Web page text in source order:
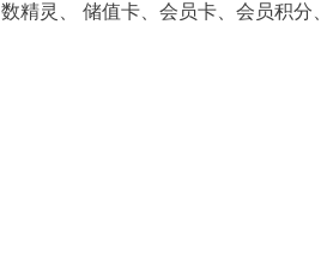
数精灵、 储值卡、会员卡、会员积分